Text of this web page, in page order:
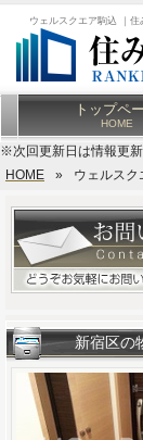
ウェルスクエア駒込 ｜
トップペ
HOME
※次回更新日は情報更
HOME
» ウェルスク
新宿区の